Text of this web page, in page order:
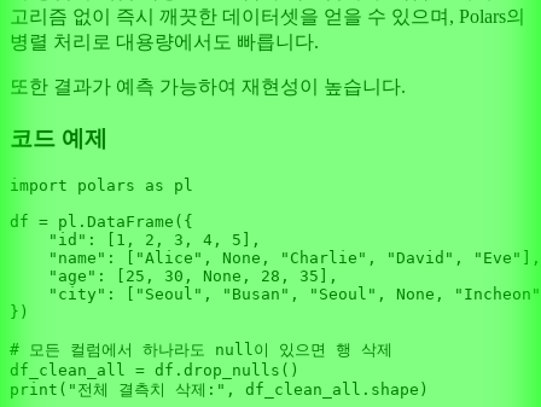
고리즘 없이 즉시 깨끗한 데이터셋을 얻을 수 있으며, Polars의
병렬 처리로 대용량에서도 빠릅니다.
또한 결과가 예측 가능하여 재현성이 높습니다.
코드 예제
import polars as pl
df = pl.DataFrame({
"id" : [ 1 , 2 , 3 , 4 , 5 ],
"name" : [ "Alice" , None , "Charlie" , "David" , "Eve"
],
"age" : [ 25 , 30 , None , 28 , 35 ],
"city" : [ "Seoul" , "Busan" , "Seoul" , None ,
"Incheon"
})
# 모든 컬럼에서 하나라도 null이 있으면 행 삭제
print ( "전체 결측치 삭제:" , df_clean_all.shape)